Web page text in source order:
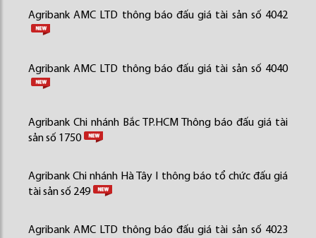
Agribank AMC LTD thông báo đấu giá tài sản số 4042
Agribank AMC LTD thông báo đấu giá tài sản số 4040
Agribank Chi nhánh Bắc TP.HCM Thông báo đấu giá tài
sản số 1750
Agribank Chi nhánh Hà Tây I thông báo tổ chức đấu giá
tài sản số 249
Agribank AMC LTD thông báo đấu giá tài sản số 4023